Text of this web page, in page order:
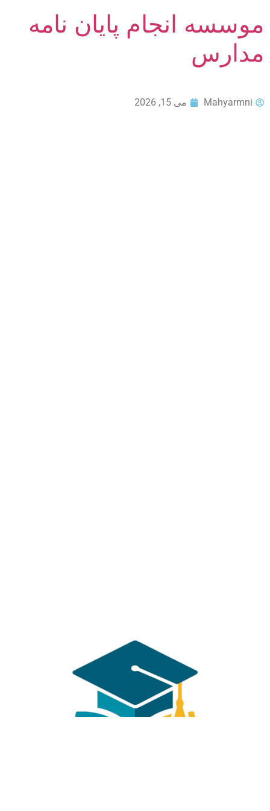
موسسه انجام پایان نامه
مدارس
Mahyarmni می 15, 2026